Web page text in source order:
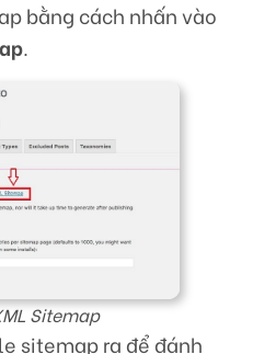
bằng cách nhấn vào
.
Sitemap
sitemap ra để đánh